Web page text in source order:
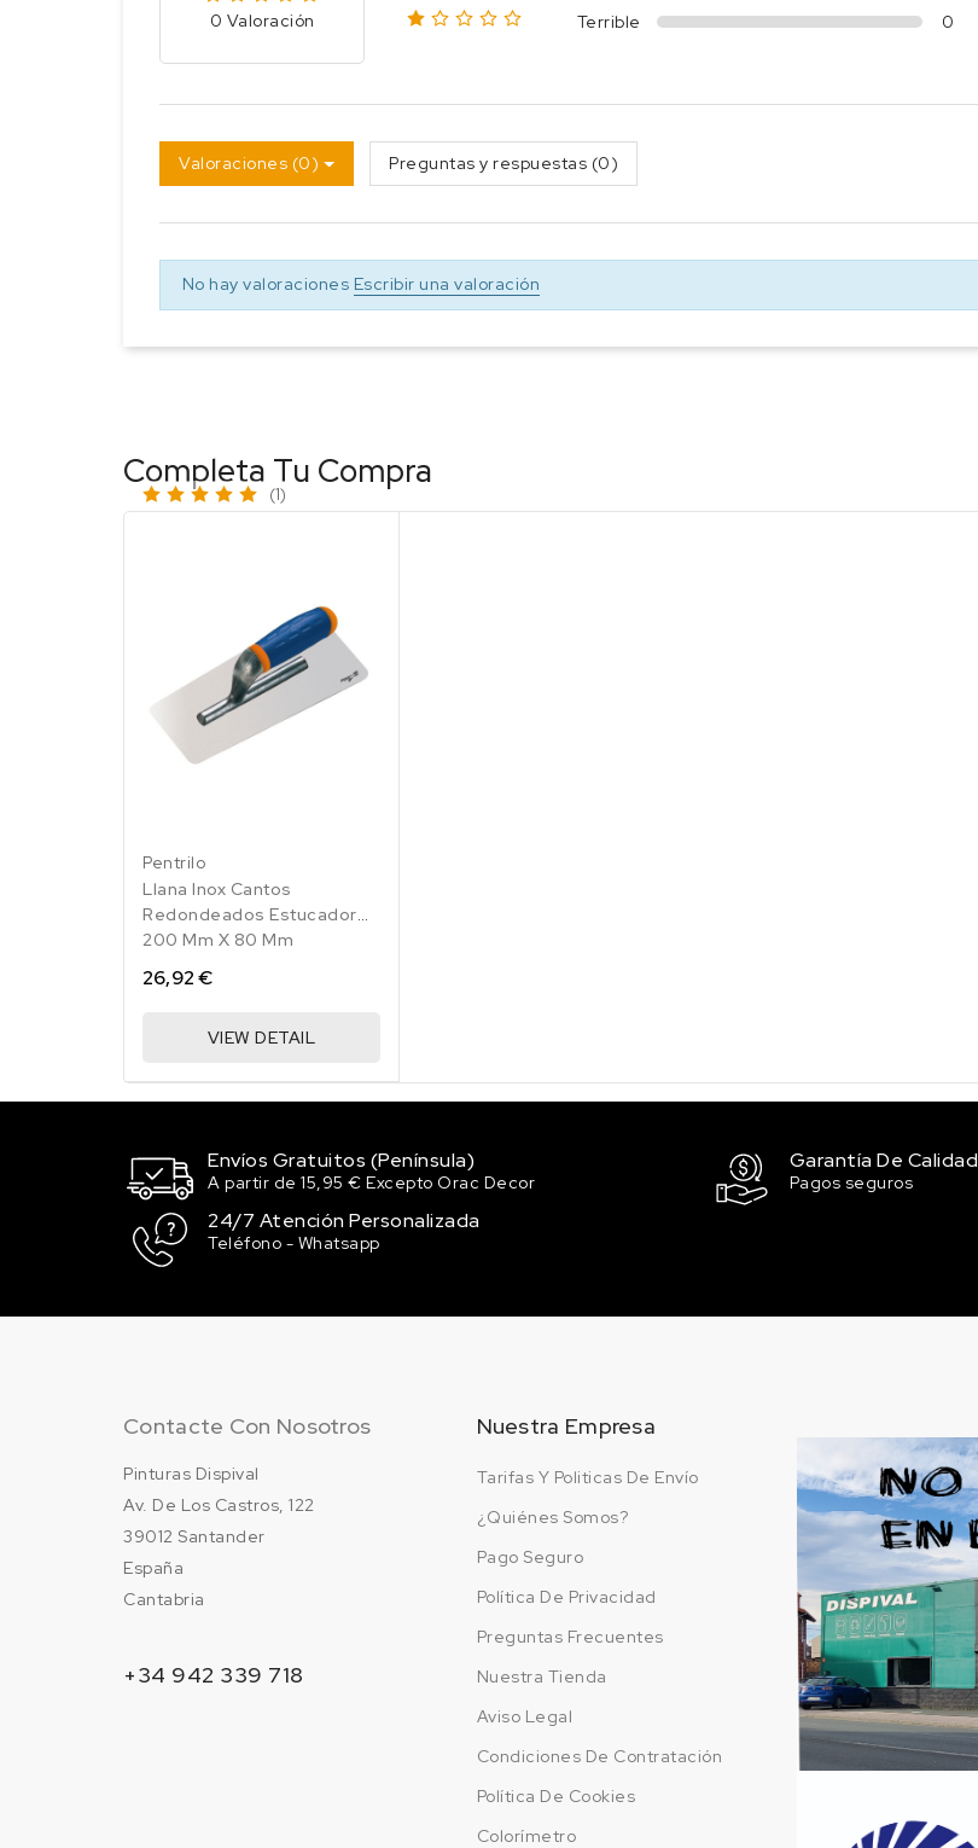
0 Valoración
Terrible
0
Valoraciones (0) Preguntas y respuestas (0)
No hay valoraciones Escribir una valoración
Completa Tu Compra
Pentrilo
Llana Inox Cantos
Redondeados Estucador
200 Mm X 80 Mm
(1)
26,92 €
VIEW DETAIL
Envíos Gratuitos (Península)
A partir de 15,95 € Excepto Orac Decor
Garantía De Calidad
Pagos seguros
24/7 Atención Personalizada
Teléfono - Whatsapp
Contacte Con Nosotros
Pinturas Dispival
Av. De Los Castros, 122
39012 Santander
España
Cantabria
+34 942 339 718
Nuestra Empresa
Tarifas Y Politicas De Envío
¿Quiénes Somos?
Pago Seguro
Política De Privacidad
Preguntas Frecuentes
Nuestra Tienda
Aviso Legal
Condiciones De Contratación
Política De Cookies
Colorímetro